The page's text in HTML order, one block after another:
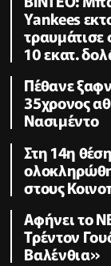
Yankees
10 εκατ.
Πέθανε
35χρονος
Νασιμέντο
Στη 14η
στους
Αφήνει το
Τρέντον
Βαλένθια»